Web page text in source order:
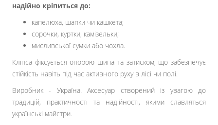
надійно кріпиться до:
капелюха, шапки чи кашкета;
сорочки, куртки, камізельки;
мисливської сумки або чохла.
Кліпса фіксується опорою шипа та затиском, що забезпечує
стійкість навіть під час активного руху в лісі чи полі.
Виробник - Україна. Аксесуар створений із увагою до
традицій, практичності та надійності, якими славляться
українські майстри.